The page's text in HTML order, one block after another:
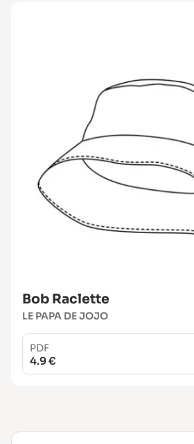
Bob Raclette
LE PAPA DE JOJO
PDF
4.9 €